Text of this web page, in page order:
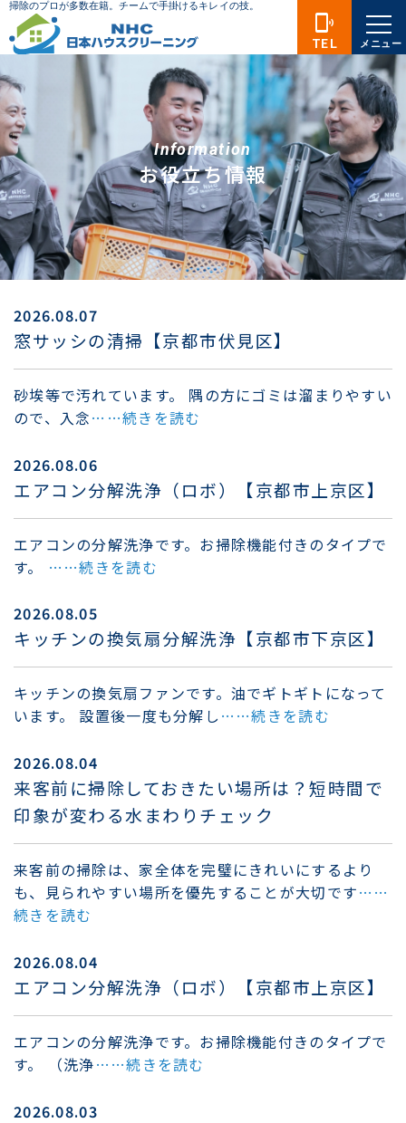
Information
お役立ち情報
2026.08.07
窓サッシの清掃【京都市伏見区】
砂埃等で汚れています。 隅の方にゴミは溜まりやすい
ので、入念……続きを読む
2026.08.06
エアコン分解洗浄（ロボ）【京都市上京区】
エアコンの分解洗浄です。お掃除機能付きのタイプで
す。 ……続きを読む
2026.08.05
キッチンの換気扇分解洗浄【京都市下京区】
キッチンの換気扇ファンです。油でギトギトになって
います。 設置後一度も分解し ……続きを読む
2026.08.04
来客前に掃除しておきたい場所は？短時間で
印象が変わる水まわりチェック
来客前の掃除は、家全体を完璧にきれいにするより
も、見られやすい場所を優先することが大切です……
続きを読む
2026.08.04
エアコン分解洗浄（ロボ）【京都市上京区】
エアコンの分解洗浄です。お掃除機能付きのタイプで
す。 （洗浄……続きを読む
2026.08.03
phonelink_ring
TEL メニュー